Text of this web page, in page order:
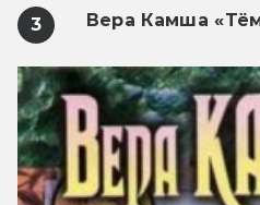
3 Вера Камша